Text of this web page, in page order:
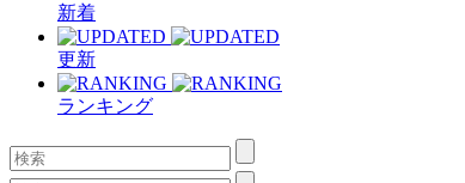
新着
更新
ランキング